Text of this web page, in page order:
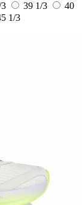
39 1/3
40
1/3